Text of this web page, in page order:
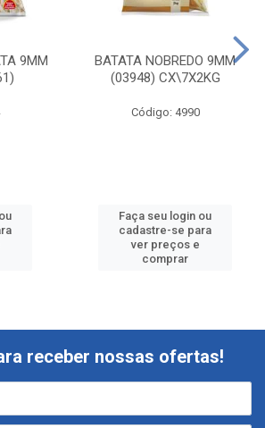
9MM
BATATA NOBREDO 9MM
(03948) CX\7X2KG
Código: 4990
Faça seu login ou
cadastre-se para
ver preços e
comprar
receber nossas ofertas!